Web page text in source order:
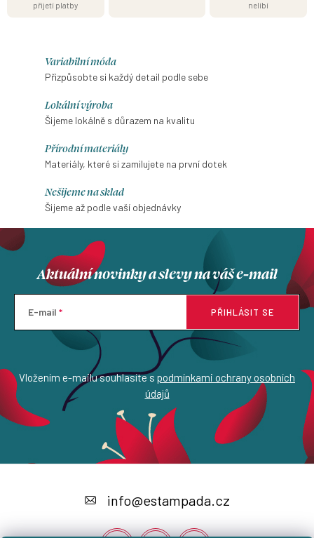
přijetí platby
nelíbí
Variabilní móda
Přizpůsobte si každý detail podle sebe
Lokální výroba
Šijeme lokálně s důrazem na kvalitu
Přírodní materiály
Materiály, které si zamilujete na první dotek
Nešijeme na sklad
Šijeme až podle vaší objednávky
Aktuální novinky a slevy na váš e-mail
E-mail
Vložením e-mailu souhlasíte s podmínkami ochrany osobních
údajů
PŘIHLÁSIT SE
info@estampada.cz